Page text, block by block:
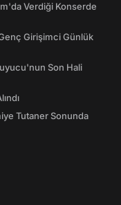
Verdiği Konserde
Girişimci Günlük
Son Hali
Tutaner Sonunda